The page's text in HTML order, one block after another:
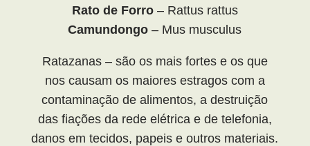
Rato de Forro– Rattus rattus
Camundongo – Mus musculus
Ratazanas – são os mais fortes e os que
nos causam os maiores estragos com a
contaminação de alimentos, a destruição
das fiações da rede elétrica e de telefonia,
danos em tecidos, papeis e outros materiais.